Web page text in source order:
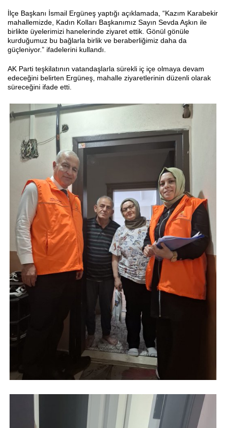
İlçe Başkanı İsmail Ergüneş yaptığı açıklamada, “Kazım Karabekir
mahallemizde, Kadın Kolları Başkanımız Sayın Sevda Aşkın ile
birlikte üyelerimizi hanelerinde ziyaret ettik. Gönül gönüle
kurduğumuz bu bağlarla birlik ve beraberliğimiz daha da
güçleniyor.” ifadelerini kullandı.
AK Parti teşkilatının vatandaşlarla sürekli iç içe olmaya devam
edeceğini belirten Ergüneş, mahalle ziyaretlerinin düzenli olarak
süreceğini ifade etti.